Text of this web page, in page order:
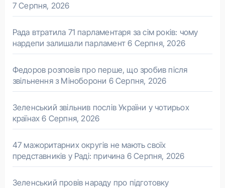
7 Серпня, 2026
Рада втратила 71 парламентаря за сім років: чому
нардепи залишали парламент 6 Серпня, 2026
Федоров розповів про перше, що зробив після
звільнення з Міноборони 6 Серпня, 2026
Зеленський звільнив послів України у чотирьох
країнах 6 Серпня, 2026
47 мажоритарних округів не мають своїх
представників у Раді: причина 6 Серпня, 2026
Зеленський провів нараду про підготовку